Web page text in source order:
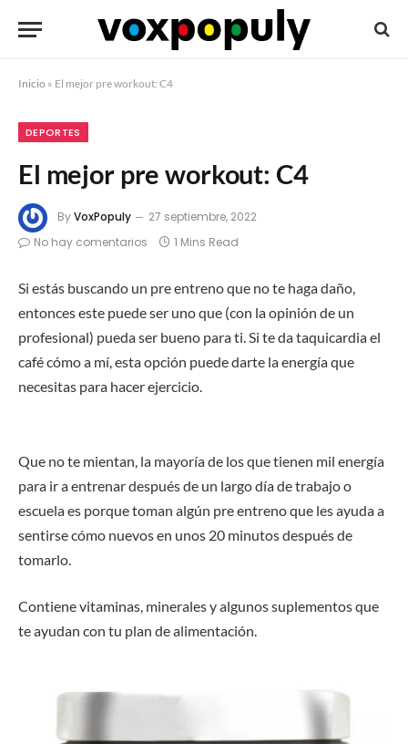
Inicio » El mejor pre workout: C4
DEPORTES
El mejor pre workout: C4
ByVoxPopuly
27 septiembre, 2022
No hay comentarios
1 Mins Read
Si estás buscando un pre entreno que no te haga daño,
entonces este puede ser uno que (con la opinión de un
profesional) pueda ser bueno para ti. Si te da taquicardia el
café cómo a mí, esta opción puede darte la energía que
necesitas para hacer ejercicio.
Que no te mientan, la mayoría de los que tienen mil energía
para ir a entrenar después de un largo día de trabajo o
escuela es porque toman algún pre entreno que les ayuda a
sentirse cómo nuevos en unos 20 minutos después de
tomarlo.
Contiene vitaminas, minerales y algunos suplementos que
te ayudan con tu plan de alimentación.